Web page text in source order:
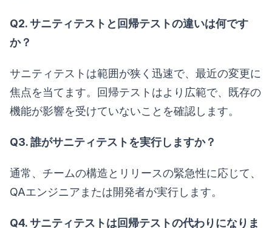
Q2. サニティテストと回帰テストの違いは何です
か？
サニティテストは範囲が狭く迅速で、最近の変更に
焦点を当てます。回帰テストはより広範で、既存の
機能が影響を受けていないことを確認します。
Q3. 誰がサニティテストを実行しますか？
通常、チームの構造とリリースの緊急性に応じて、
QAエンジニアまたは開発者が実行します。
Q4. サニティテストは回帰テストの代わりになりま